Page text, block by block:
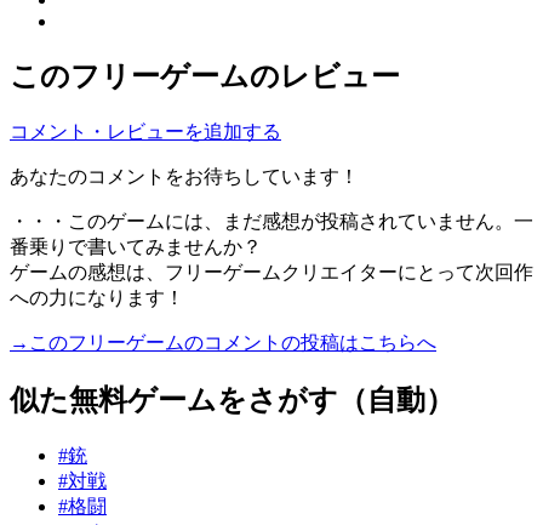
このフリーゲームのレビュー
コメント・レビューを追加する
あなたのコメントをお待ちしています！
・・・このゲームには、まだ感想が投稿されていません。一
番乗りで書いてみませんか？
ゲームの感想は、フリーゲームクリエイターにとって次回作
への力になります！
→このフリーゲームのコメントの投稿はこちらへ
似た無料ゲームをさがす（自動）
#銃
#対戦
#格闘